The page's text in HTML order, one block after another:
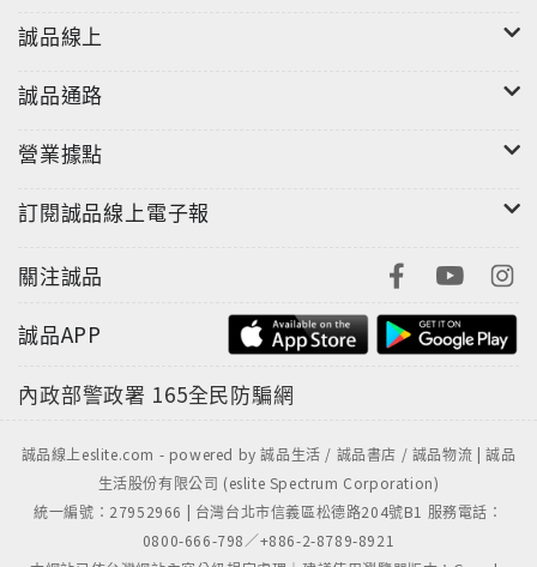
誠品線上
誠品通路
營業據點
訂閱誠品線上電子報
關注誠品
誠品APP
內政部警政署 165全民防騙網
誠品線上eslite.com - powered by 誠品生活 / 誠品書店 / 誠品物流 | 誠品
生活股份有限公司 (eslite Spectrum Corporation)
統一編號：27952966 | 台灣台北市信義區松德路204號B1 服務電話：
0800-666-798／+886-2-8789-8921